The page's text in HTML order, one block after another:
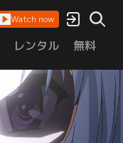
Watch now
レンタル 無料